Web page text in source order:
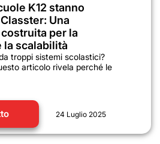
K12 stanno
Una
per la
la scalabilità
troppi sistemi scolastici?
articolo rivela perché le
24 Luglio 2025